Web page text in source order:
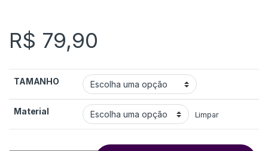
R$ 79,90
TAMANHO
Material Limpar